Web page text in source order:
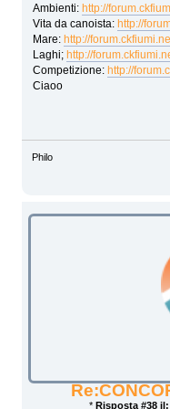
Ambienti:http://
Vita da canoista:http://
Mare:http://
Laghi;http://
Competizione:http://
Ciaoo
Philo
* Risposta #38 il: